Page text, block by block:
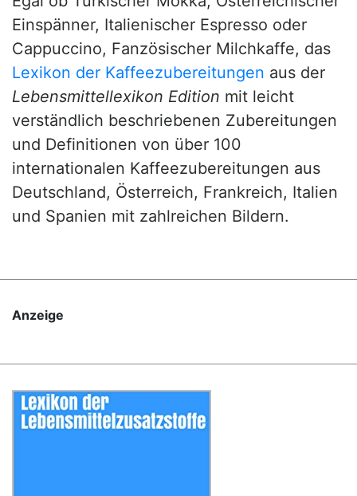
Einspänner, Italienischer Espresso oder
Cappuccino, Fanzösischer Milchkaffe, das
Lexikon der Kaffeezubereitungen aus der
Lebensmittellexikon Edition mit leicht
verständlich beschriebenen Zubereitungen
und Definitionen von über 100
internationalen Kaffeezubereitungen aus
Deutschland, Österreich, Frankreich, Italien
und Spanien mit zahlreichen Bildern.
Anzeige